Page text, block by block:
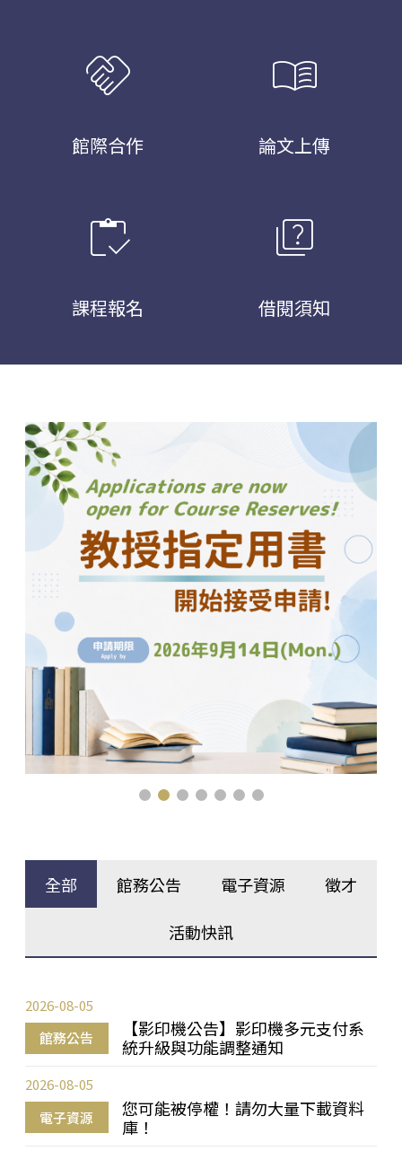
handshake
館際合作
menu_book
論文上傳
inventory
課程報名
quiz
借閱須知
全部 館務公告 電子資源 徵才
活動快訊
館務公告
【影印機公告】影印機多元支付系
統升級與功能調整通知
2026-08-05
電子資源
您可能被停權！請勿大量下載資料
庫！
2026-08-05